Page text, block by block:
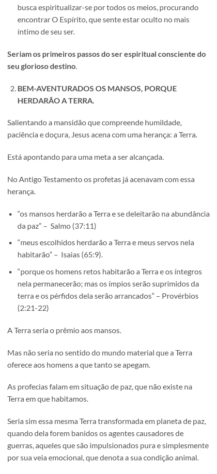
busca espiritualizar-se por todos os meios, procurando
encontrar O Espírito, que sente estar oculto no mais
íntimo de seu ser.
Seriam os primeiros passos do ser espiritual consciente do
seu glorioso destino
BEM-AVENTURADOS OS MANSOS, PORQUE
HERDARÃO A TERRA.
Salientando a mansidão que compreende humildade,
paciência e doçura, Jesus acena com uma herança: a Terra.
Está apontando para uma meta a ser alcançada.
No Antigo Testamento os profetas já acenavam com essa
herança.
“os mansos herdarão a Terra e se deleitarão na abundância
da paz” – Salmo (37:11)
“meus escolhidos herdarão a Terra e meus servos nela
habitarão” – Isaias (65:9).
“porque os homens retos habitarão a Terra e os íntegros
nela permanecerão; mas os ímpios serão suprimidos da
terra e os pérfidos dela serão arrancados” – Provérbios
(2:21-22)
A Terra seria o prêmio aos mansos.
Mas não seria no sentido do mundo material que a Terra
oferece aos homens a que tanto se apegam.
As profecias falam em situação de paz, que não existe na
Terra em que habitamos.
Seria sim essa mesma Terra transformada em planeta de paz,
quando dela forem banidos os agentes causadores de
guerras, aqueles que são impulsionados pura e simplesmente
por sua veia emocional, que denota a sua condição animal.